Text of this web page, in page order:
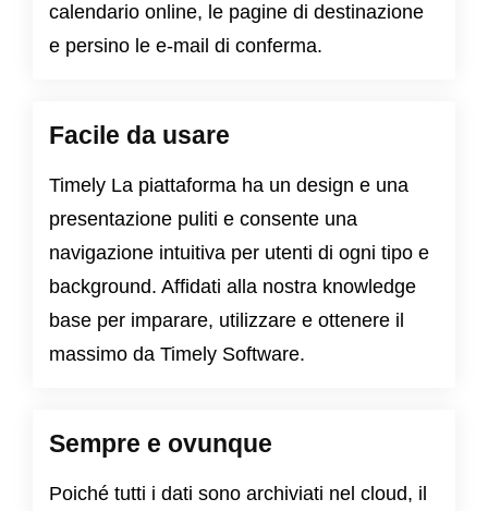
calendario online, le pagine di destinazione
e persino le e-mail di conferma.
Facile da usare
Timely La piattaforma ha un design e una
presentazione puliti e consente una
navigazione intuitiva per utenti di ogni tipo e
background. Affidati alla nostra knowledge
base per imparare, utilizzare e ottenere il
massimo da Timely Software.
Sempre e ovunque
Poiché tutti i dati sono archiviati nel cloud, il